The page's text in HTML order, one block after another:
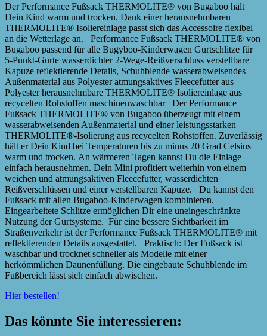
Der Performance Fußsack THERMOLITE® von Bugaboo hält
Dein Kind warm und trocken. Dank einer herausnehmbaren
THERMOLITE® Isoliereinlage passt sich das Accessoire flexibel
an die Wetterlage an. Performance Fußsack THERMOLITE® von
Bugaboo passend für alle Bugyboo-Kinderwagen Gurtschlitze für
5-Punkt-Gurte wasserdichter 2-Wege-Reißverschluss verstellbare
Kapuze reflektierende Details, Schuhblende wasserabweisendes
Außenmaterial aus Polyester atmungsaktives Fleecefutter aus
Polyester herausnehmbare THERMOLITE® Isoliereinlage aus
recycelten Rohstoffen maschinenwaschbar Der Performance
Fußsack THERMOLITE® von Bugaboo überzeugt mit einem
wasserabweisenden Außenmaterial und einer leistungsstarken
THERMOLITE®-Isolierung aus recycelten Rohstoffen. Zuverlässig
hält er Dein Kind bei Temperaturen bis zu minus 20 Grad Celsius
warm und trocken. An wärmeren Tagen kannst Du die Einlage
einfach herausnehmen. Dein Mini profitiert weiterhin von einem
weichen und atmungsaktiven Fleecefutter, wasserdichten
Reißverschlüssen und einer verstellbaren Kapuze. Du kannst den
Fußsack mit allen Bugaboo-Kinderwagen kombinieren.
Eingearbeitete Schlitze ermöglichen Dir eine uneingeschränkte
Nutzung der Gurtsysteme. Für eine bessere Sichtbarkeit im
Straßenverkehr ist der Performance Fußsack THERMOLITE® mit
reflektierenden Details ausgestattet. Praktisch: Der Fußsack ist
waschbar und trocknet schneller als Modelle mit einer
herkömmlichen Daunenfüllung. Die eingebaute Schuhblende im
Fußbereich lässt sich einfach abwischen.
Hier bestellen!
Das könnte Sie interessieren: